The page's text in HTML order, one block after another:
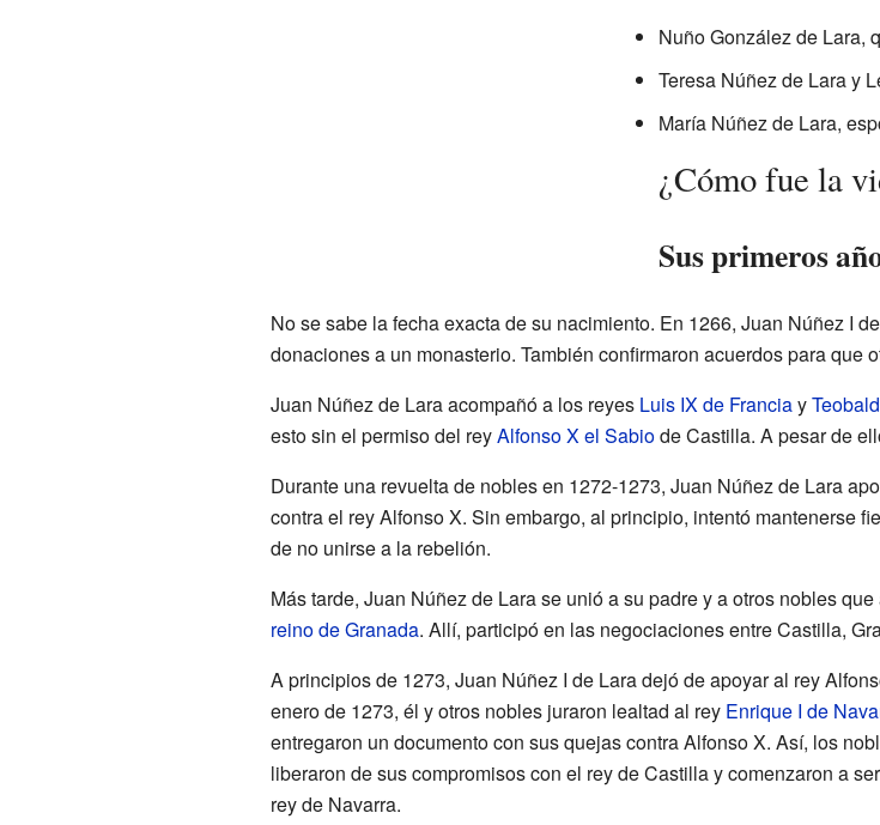
Nuño González de Lara,
Teresa Núñez de Lara y
María Núñez de Lara,
¿Cómo fue la
Sus primeros
No se sabe la fecha exacta de su nacimiento. En 1266, Juan Núñez I
donaciones a un monasterio. También confirmaron acuerdos para que
Juan Núñez de Lara acompañó a los reyes Luis IX de Franciay
esto sin el permiso del reyAlfonso X el Sabiode Castilla. A pesar de
Durante una revuelta de nobles en 1272-1273, Juan Núñez de Lara
contra el rey Alfonso X. Sin embargo, al principio, intentó mantenerse
de no unirse a la rebelión.
Más tarde, Juan Núñez de Lara se unió a su padre y a otros nobles
reino de Granada. Allí, participó en las negociaciones entre Castilla,
A principios de 1273, Juan Núñez I de Lara dejó de apoyar al rey
enero de 1273, él y otros nobles juraron lealtad al rey Enrique I de
entregaron un documento con sus quejas contra Alfonso X. Así, los
liberaron de sus compromisos con el rey de Castilla y comenzaron a
rey de Navarra.